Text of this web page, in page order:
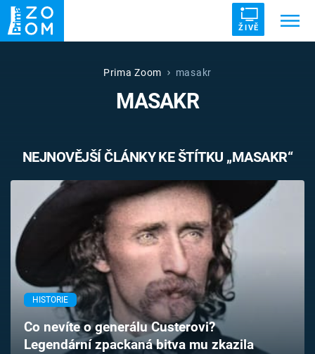
ŽIVĚ
UFO DRUHÁ SVĚTOVÁ VÁLKA
VETŘELCI DÁVNOVĚKU
Témata
Témata
TV Program
Časopis
Prima Zoom masakr
MASAKR
NEJNOVĚJŠÍ ČLÁNKY KE ŠTÍTKU „MASAKR“
HISTORIE
Co nevíte o generálu Custerovi?
Legendární zpackaná bitva mu zkazila